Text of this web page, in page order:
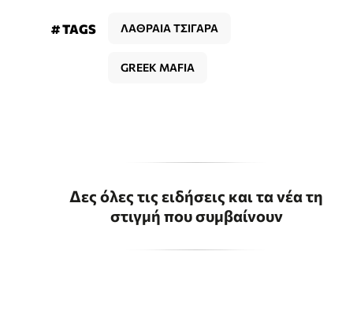
# TAGS ΛΑΘΡΑΙΑ ΤΣΙΓΑΡΑ
GREEK MAFIA
Δες όλες τις ειδήσεις και τα νέα τη
στιγμή που συμβαίνουν